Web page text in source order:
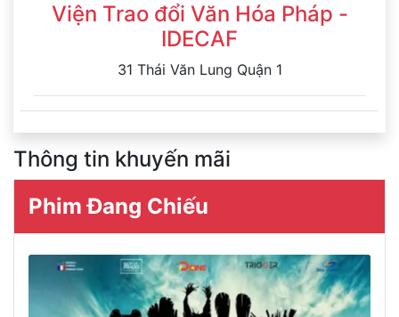
Viện Trao đổi Văn Hóa Pháp -
IDECAF
31 Thái Văn Lung Quận 1
Thông tin khuyến mãi
Phim Đang Chiếu